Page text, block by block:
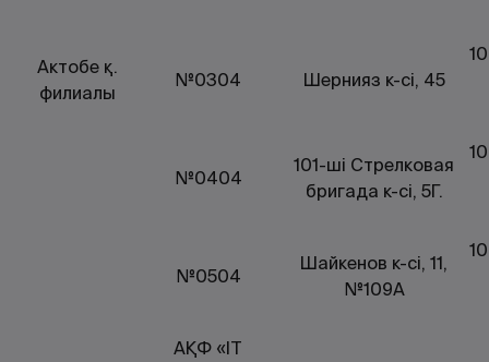
Актобе қ.
филиалы
№0304 Шернияз к-сі, 45
№0404
101-ші Стрелковая
бригада к-сі, 5Г.
№0504
Шайкенов к-сі, 11,
№109А
АҚФ «IT